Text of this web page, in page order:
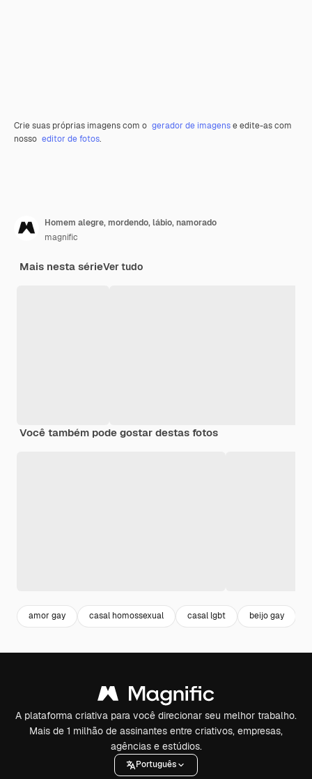
Crie suas próprias imagens com o gerador de imagense edite-as com
nosso editor de fotos.
Homem alegre, mordendo, lábio, namorado
magnific
Mais nesta sérieVer tudo
Você também pode gostar destas fotos
amor gay casal homossexual casal lgbt beijo gay
A plataforma criativa para você direcionar seu melhor trabalho.
Mais de 1 milhão de assinantes entre criativos, empresas,
agências e estúdios.
Português